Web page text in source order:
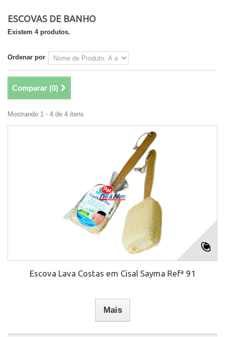
ESCOVAS DE BANHO
Existem 4 produtos.
Ordenar por
Comparar (0)
Mostrando 1 - 4 de 4 itens
Escova Lava Costas em Cisal Sayma Refª 91
Mais